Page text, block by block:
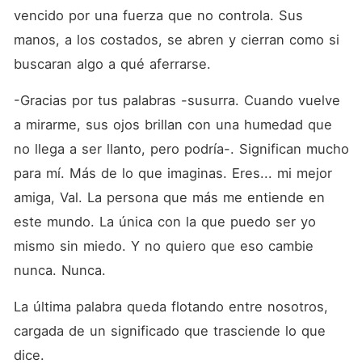
vencido por una fuerza que no controla. Sus
manos, a los costados, se abren y cierran como si
buscaran algo a qué aferrarse.
-Gracias por tus palabras -susurra. Cuando vuelve
a mirarme, sus ojos brillan con una humedad que
no llega a ser llanto, pero podría-. Significan mucho
para mí. Más de lo que imaginas. Eres... mi mejor
amiga, Val. La persona que más me entiende en
este mundo. La única con la que puedo ser yo
mismo sin miedo. Y no quiero que eso cambie
nunca. Nunca.
La última palabra queda flotando entre nosotros,
cargada de un significado que trasciende lo que
dice.